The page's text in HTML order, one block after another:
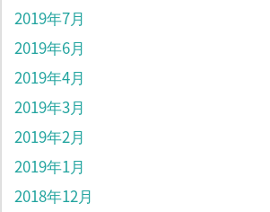
2019年7月
2019年6月
2019年4月
2019年3月
2019年2月
2019年1月
2018年12月